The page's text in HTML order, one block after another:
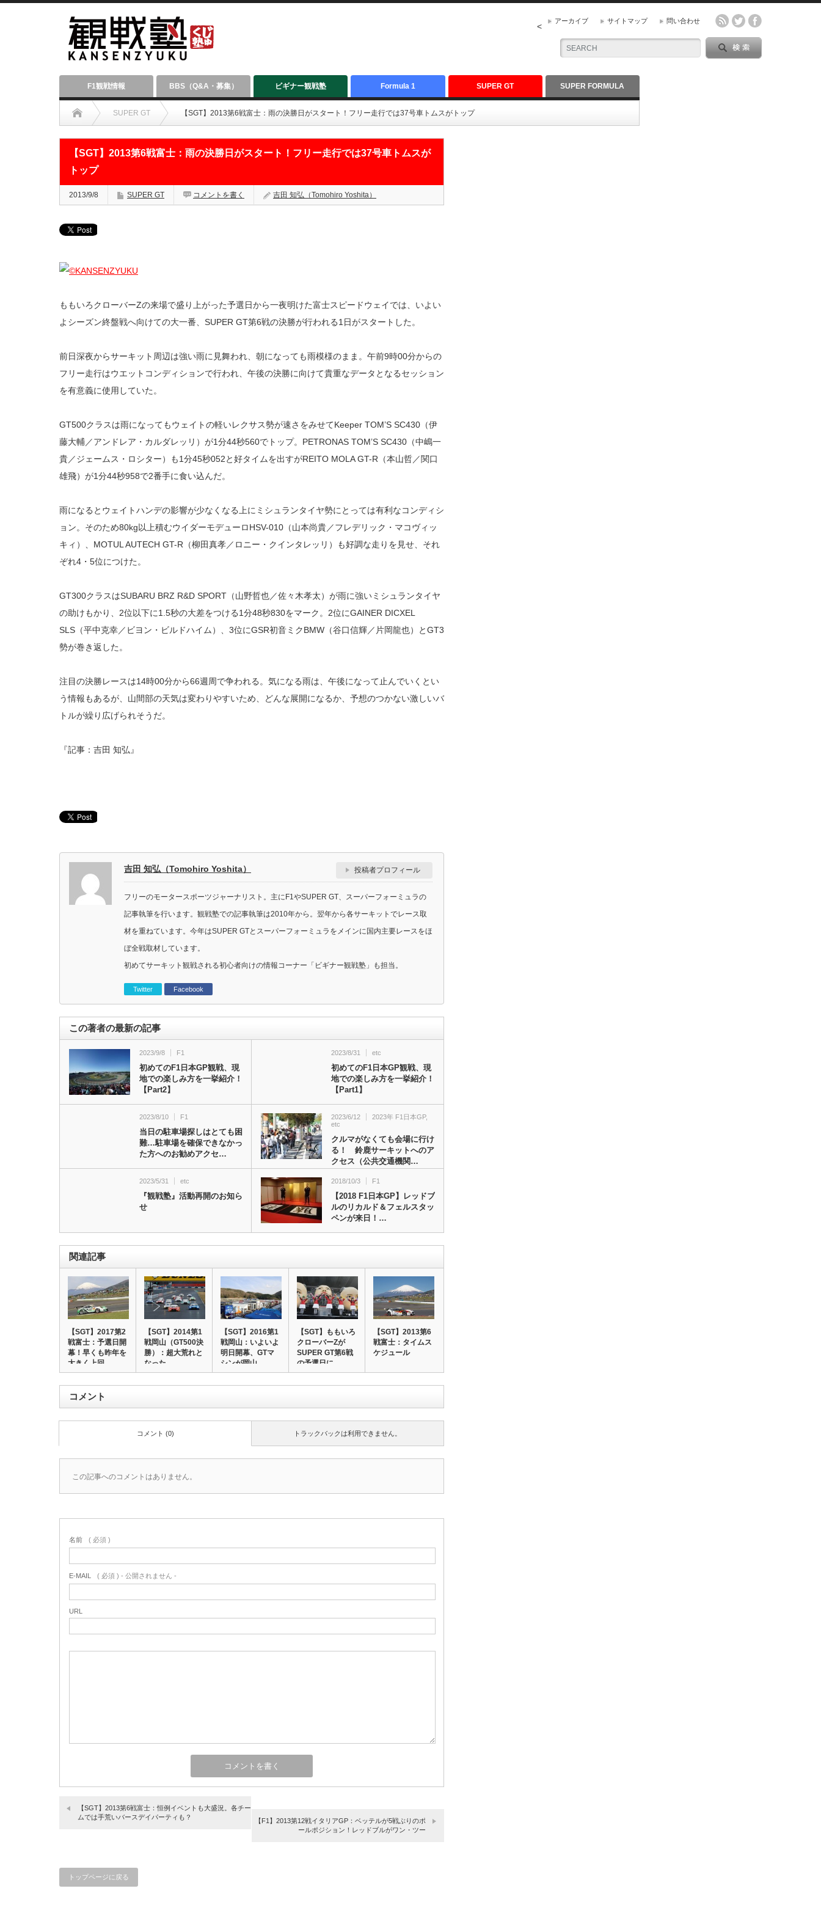
アーカイブ サイトマップ 問い合わせ
<
F1観戦情報 BBS（Q&A・募集） ビギナー観戦塾 Formula 1 SUPER GT SUPER FORMULA
SUPER GT 【SGT】2013第6戦富士：雨の決勝日がスタート！フリー走行では37号車トムスがトップ
【SGT】2013第6戦富士：雨の決勝日がスタート！フリー走行では37号車トムスが
トップ
2013/9/8 SUPER GT コメントを書く 吉田 知弘（Tomohiro Yoshita）
ももいろクローバーZの来場で盛り上がった予選日から一夜明けた富士スピードウェイでは、いよい
よシーズン終盤戦へ向けての大一番、SUPER GT第6戦の決勝が行われる1日がスタートした。
前日深夜からサーキット周辺は強い雨に見舞われ、朝になっても雨模様のまま。午前9時00分からの
フリー走行はウエットコンディションで行われ、午後の決勝に向けて貴重なデータとなるセッション
を有意義に使用していた。
GT500クラスは雨になってもウェイトの軽いレクサス勢が速さをみせてKeeper TOM’S SC430（伊
藤大輔／アンドレア・カルダレッリ）が1分44秒560でトップ。PETRONAS TOM’S SC430（中嶋一
貴／ジェームス・ロシター）も1分45秒052と好タイムを出すがREITO MOLA GT-R（本山哲／関口
雄飛）が1分44秒958で2番手に食い込んだ。
雨になるとウェイトハンデの影響が少なくなる上にミシュランタイヤ勢にとっては有利なコンディシ
ョン。そのため80kg以上積むウイダーモデューロHSV-010（山本尚貴／フレデリック・マコヴィッ
キィ）、MOTUL AUTECH GT-R（柳田真孝／ロニー・クインタレッリ）も好調な走りを見せ、それ
ぞれ4・5位につけた。
GT300クラスはSUBARU BRZ R&D SPORT（山野哲也／佐々木孝太）が雨に強いミシュランタイヤ
の助けもかり、2位以下に1.5秒の大差をつける1分48秒830をマーク。2位にGAINER DICXEL
SLS（平中克幸／ビヨン・ビルドハイム）、3位にGSR初音ミクBMW（谷口信輝／片岡龍也）とGT3
勢が巻き返した。
注目の決勝レースは14時00分から66週周で争われる。気になる雨は、午後になって止んでいくとい
う情報もあるが、山間部の天気は変わりやすいため、どんな展開になるか、予想のつかない激しいバ
トルが繰り広げられそうだ。
『記事：吉田 知弘』
吉田 知弘（Tomohiro Yoshita） 投稿者プロフィール
フリーのモータースポーツジャーナリスト。主にF1やSUPER GT、スーパーフォーミュラの
記事執筆を行います。観戦塾での記事執筆は2010年から。翌年から各サーキットでレース取
材を重ねています。今年はSUPER GTとスーパーフォーミュラをメインに国内主要レースをほ
ぼ全戦取材しています。
初めてサーキット観戦される初心者向けの情報コーナー「ビギナー観戦塾」も担当。
Twitter Facebook
この著者の最新の記事
2023/9/8 F1
初めてのF1日本GP観戦、現
地での楽しみ方を一挙紹介！
【Part2】
2023/8/31 etc
初めてのF1日本GP観戦、現
地での楽しみ方を一挙紹介！
【Part1】
2023/8/10 F1
当日の駐車場探しはとても困
難…駐車場を確保できなかっ
た方へのお勧めアクセ…
2023/6/12 2023年 F1日本GP,
etc
クルマがなくても会場に行け
る！ 鈴鹿サーキットへのア
クセス（公共交通機関…
2023/5/31 etc
『観戦塾』活動再開のお知ら
せ
2018/10/3 F1
【2018 F1日本GP】レッドブ
ルのリカルド＆フェルスタッ
ペンが来日！…
関連記事
【SGT】2017第2
戦富士：予選日開
幕！早くも昨年を
大きく上回…
【SGT】2014第1
戦岡山（GT500決
勝）：超大荒れと
なった…
【SGT】2016第1
戦岡山：いよいよ
明日開幕、GTマ
シンが岡山…
【SGT】ももいろ
クローバーZが
SUPER GT第6戦
の予選日に…
【SGT】2013第6
戦富士：タイムス
ケジュール
コメント
トラックバックは利用できません。
コメント (0)
この記事へのコメントはありません。
名前 ( 必須 )
E-MAIL ( 必須 ) - 公開されません -
URL
【SGT】2013第6戦富士：恒例イベントも大盛況。各チー
ムでは手荒いバースデイパーティも？
【F1】2013第12戦イタリアGP：ベッテルが5戦ぶりのポ
ールポジション！レッドブルがワン・ツー
トップページに戻る